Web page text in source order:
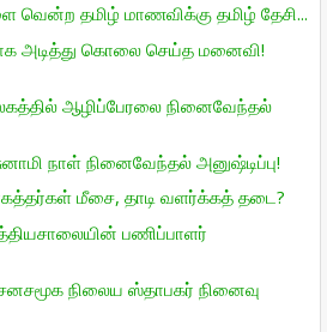
வென்ற தமிழ் மாணவிக்கு தமிழ் தேசி...
அடித்து கொலை செய்த மனைவி!
ஆழிப்பேரலை நினைவேந்தல்
நாள் நினைவேந்தல் அனுஷ்டிப்பு!
மீசை, தாடி வளர்க்கத் தடை?
பணிப்பாளர்
நிலைய ஸ்தாபகர் நினைவு